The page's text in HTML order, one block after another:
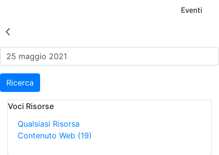
Eventi
Risultati della Ricerca -
Ricerca
Voci Risorse
Qualsiasi Risorsa
Contenuto Web (19)